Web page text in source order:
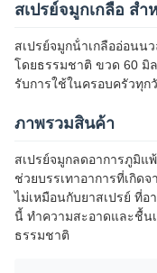
สเปรย์จมูกเกลือ สํา
สเปรย์จมูกน้ําเกลืออ่อนน
โดยธรรมชาติ ขวด 60 มิ
รับการใช้ในครอบครัวทุก
ภาพรวมสินค้า
สเปรย์จมูกลดอาการภูมิแ
ช่วยบรรเทาอาการที่เกิด
ไม่เหมือนกับยาสเปรย์ ที่อ
นี้ ทําความสะอาดและชื้น
ธรรมชาติ